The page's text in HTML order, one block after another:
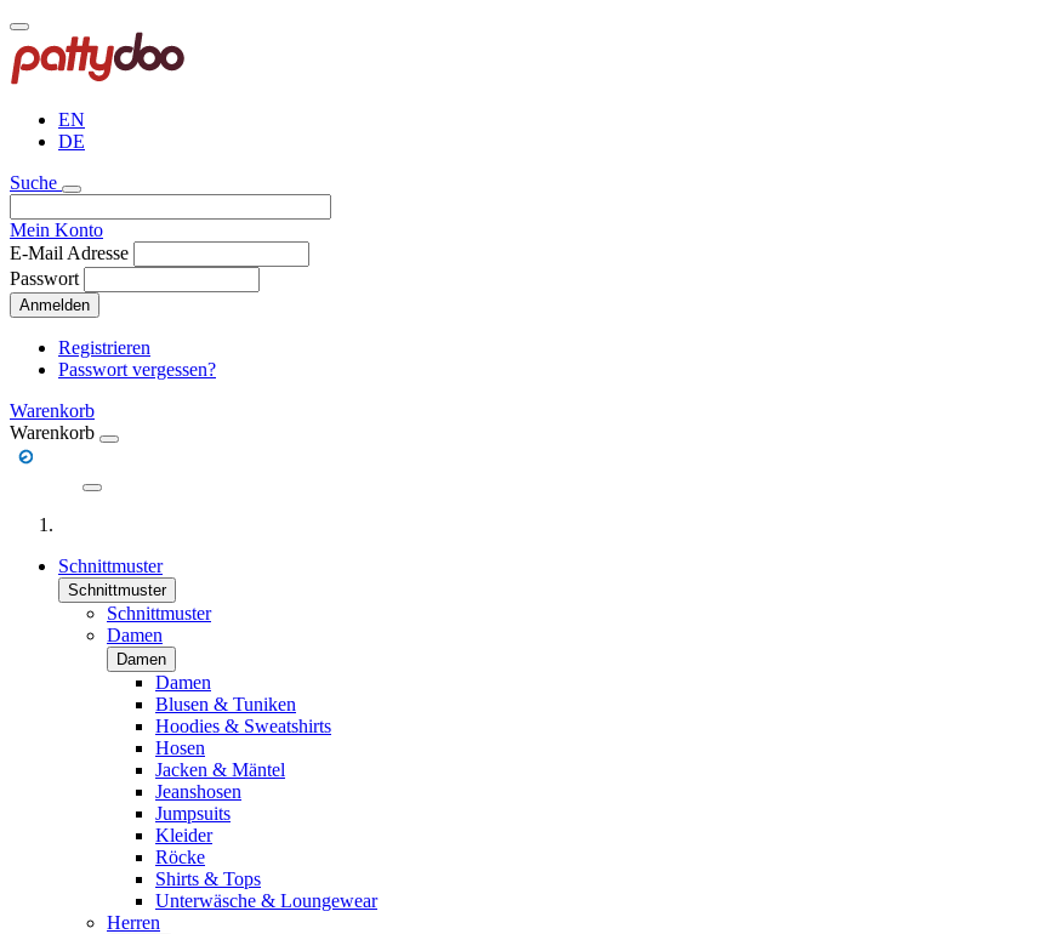
Direkt
zum
Inhalt
EN
DE
Suche
Mein Konto
E-Mail Adresse
Passwort
Anmelden
Registrieren
Passwort vergessen?
Warenkorb
Warenkorb
Schnittmuster
Schnittmuster
Schnittmuster
Damen
Damen
Damen
Blusen & Tuniken
Hoodies & Sweatshirts
Hosen
Jacken & Mäntel
Jeanshosen
Jumpsuits
Kleider
Röcke
Shirts & Tops
Unterwäsche & Loungewear
Herren